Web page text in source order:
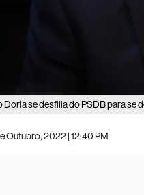
Doria se desfilia do PSDB para se
Outubro, 2022 | 12:40 PM